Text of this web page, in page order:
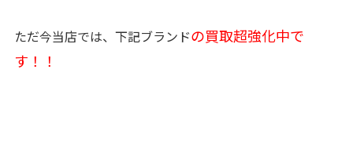
ただ今当店では、下記ブランドの買取超強化中で
す！！